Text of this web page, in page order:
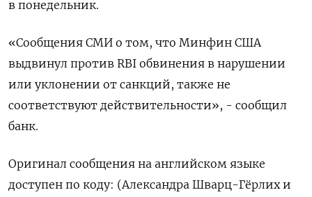
в понедельник.
«Сообщения СМИ о том, что Минфин США
выдвинул против RBI обвинения в нарушении
или уклонении от санкций, также не
соответствуют действительности», - сообщил
банк.
Оригинал сообщения на английском языке
доступен по коду: (Александра Шварц-Гёрлих и